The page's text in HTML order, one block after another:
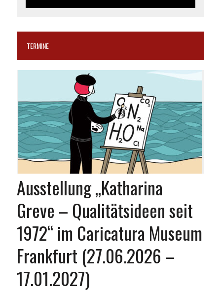
TERMINE
Ausstellung „Katharina
Greve – Qualitätsideen seit
1972“ im Caricatura Museum
Frankfurt (27.06.2026 –
17.01.2027)